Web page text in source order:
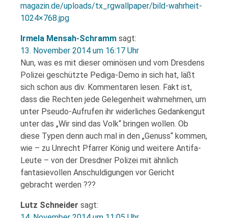
magazin.de/uploads/tx_rgwallpaper/bild-wahrheit-
1024×768.jpg
Irmela Mensah-Schramm sagt:
13. November 2014 um 16:17 Uhr
Nun, was es mit dieser ominösen und vom Dresdens
Polizei geschützte Pediga-Demo in sich hat, läßt
sich schon aus div. Kommentaren lesen. Fakt ist,
dass die Rechten jede Gelegenheit wahrnehmen, um
unter Pseudo-Aufrufen ihr widerliches Gedankengut
unter das „Wir sind das Volk“ bringen wollen. Ob
diese Typen denn auch mal in den „Genuss“ kommen,
wie – zu Unrecht Pfarrer König und weitere Antifa-
Leute – von der Dresdner Polizei mit ähnlich
fantasievollen Anschuldigungen vor Gericht
gebracht werden ???
Lutz Schneider sagt: